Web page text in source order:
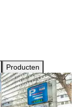
Producten